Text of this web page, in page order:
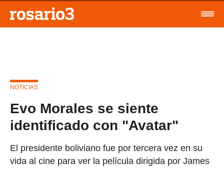
NOTICIAS
Evo Morales se siente
identificado con "Avatar"
El presidente boliviano fue por tercera vez en su
vida al cine para ver la película dirigida por James